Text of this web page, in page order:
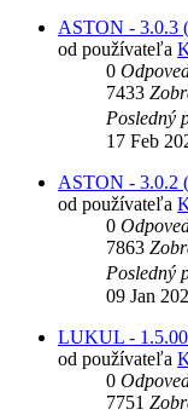
ASTON - 3.0.3
od používateľa
0
7433
Posledný
17 Feb
ASTON - 3.0.2
od používateľa
0
7863
Posledný
09 Jan
LUKUL -
od používateľa
0
7751